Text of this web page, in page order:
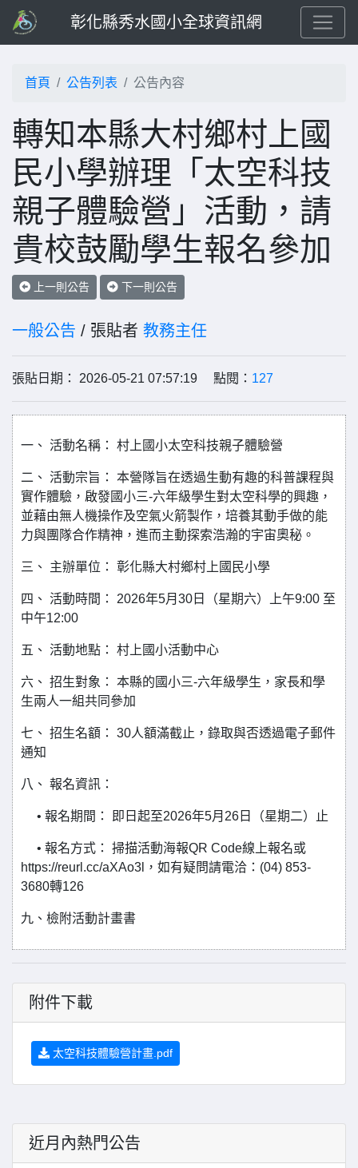
彰化縣秀水國小全球資訊網
首頁 公告列表 公告內容
轉知本縣大村鄉村上國
民小學辦理「太空科技
親子體驗營」活動，請
貴校鼓勵學生報名參加
上一則公告 下一則公告
一般公告 / 張貼者 教務主任
張貼日期： 2026-05-21 07:57:19 點閱： 127
一、 活動名稱： 村上國小太空科技親子體驗營
二、 活動宗旨： 本營隊旨在透過生動有趣的科普課程與
實作體驗，啟發國小三-六年級學生對太空科學的興趣，
並藉由無人機操作及空氣火箭製作，培養其動手做的能
力與團隊合作精神，進而主動探索浩瀚的宇宙奧秘。
三、 主辦單位： 彰化縣大村鄉村上國民小學
四、 活動時間： 2026年5月30日（星期六）上午9:00 至
中午12:00
五、 活動地點： 村上國小活動中心
六、 招生對象： 本縣的國小三-六年級學生，家長和學
生兩人一組共同參加
七、 招生名額： 30人額滿截止，錄取與否透過電子郵件
通知
八、 報名資訊：
• 報名期間： 即日起至2026年5月26日（星期二）止
• 報名方式： 掃描活動海報QR Code線上報名或
https://reurl.cc/aXAo3l，如有疑問請電洽：(04) 853-
3680轉126
九、檢附活動計畫書
附件下載
太空科技體驗營計畫.pdf
近月內熱門公告